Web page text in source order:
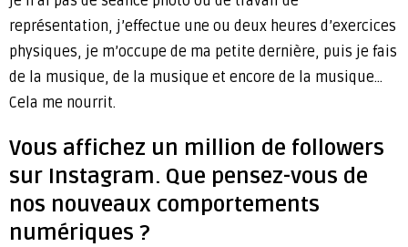
représentation, j’effectue une ou deux heures d’exercices
physiques, je m’occupe de ma petite dernière, puis je fais
de la musique, de la musique et encore de la musique…
Cela me nourrit.
Vous affichez un million de followers
sur Instagram. Que pensez-vous de
nos nouveaux comportements
numériques ?